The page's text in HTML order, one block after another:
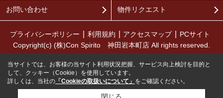
お問い合わせ 物件リクエスト
プライバシーポリシー 利用規約 アクセスマップ
PCサイト
Copyright(c) (株)Con Spirito 神田岩本町店 All rights reserved.
当サイトでは、お客様の当サイト利用状況把握、サービス向上検討を目的と
して、クッキー（Cookie）を使用しています。
詳しくは、当社の 「Cookieの取扱いについて」 をご確認ください。